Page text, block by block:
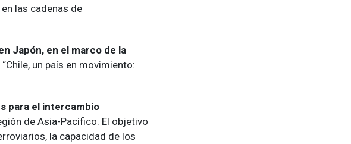
las cadenas de
Japón, en el marco de la
un país en movimiento:
para el intercambio
de Asia-Pacífico. El objetivo
la capacidad de los